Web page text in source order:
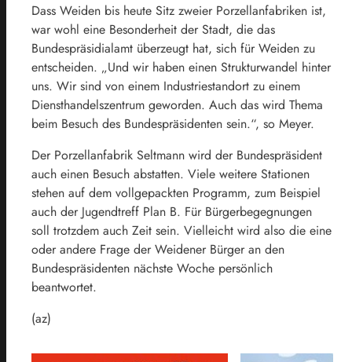
Dass Weiden bis heute Sitz zweier Porzellanfabriken ist,
war wohl eine Besonderheit der Stadt, die das
Bundespräsidialamt überzeugt hat, sich für Weiden zu
entscheiden. „Und wir haben einen Strukturwandel hinter
uns. Wir sind von einem Industriestandort zu einem
Diensthandelszentrum geworden. Auch das wird Thema
beim Besuch des Bundespräsidenten sein.“, so Meyer.
Der Porzellanfabrik Seltmann wird der Bundespräsident
auch einen Besuch abstatten. Viele weitere Stationen
stehen auf dem vollgepackten Programm, zum Beispiel
auch der Jugendtreff Plan B. Für Bürgerbegegnungen
soll trotzdem auch Zeit sein. Vielleicht wird also die eine
oder andere Frage der Weidener Bürger an den
Bundespräsidenten nächste Woche persönlich
beantwortet.
(az)